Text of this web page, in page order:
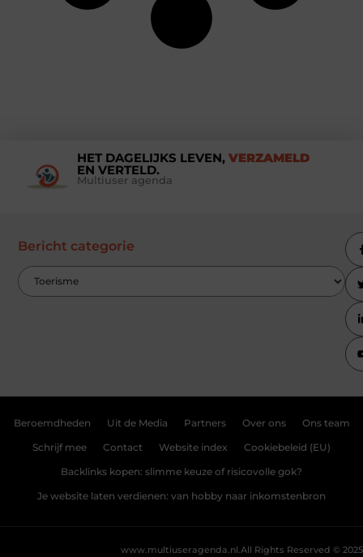
HET DAGELIJKS LEVEN, VERZAMELD
EN VERTELD.
Multiuser agenda
Bericht categorie
Beroemdheden Uit de Media Partners Over ons Ons team
Schrijf mee Contact Website index Cookiebeleid (EU)
Backlinks kopen: slimme keuze of risicovolle gok?
Je website laten verdienen: van hobby naar inkomstenbron
All Rights Reserved © 2025
www.multiuseragenda.nl.